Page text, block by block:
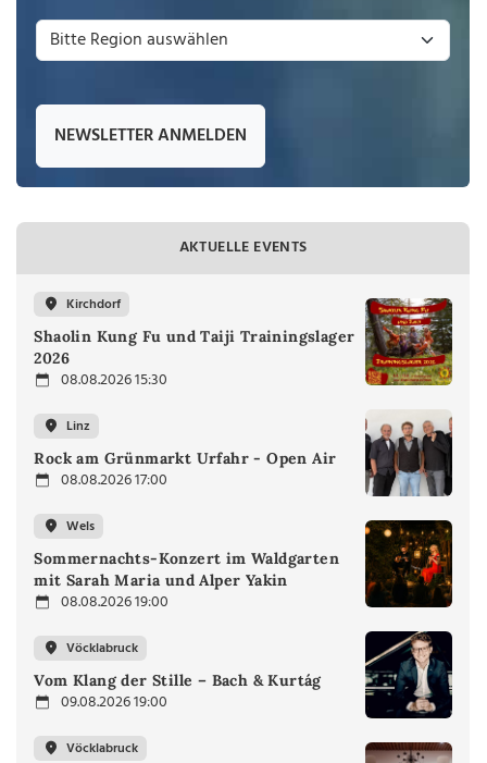
NEWSLETTER ANMELDEN
AKTUELLE EVENTS
Kirchdorf
Shaolin Kung Fu und Taiji Trainingslager
2026
08.08.2026 15:30
Linz
Rock am Grünmarkt Urfahr - Open Air
08.08.2026 17:00
Wels
Sommernachts-Konzert im Waldgarten
mit Sarah Maria und Alper Yakin
08.08.2026 19:00
Vöcklabruck
Vom Klang der Stille – Bach & Kurtág
09.08.2026 19:00
Vöcklabruck